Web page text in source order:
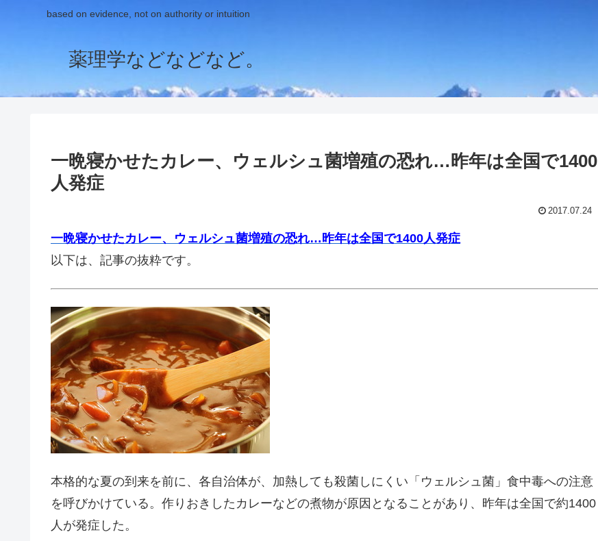
based on evidence, not on authority or intuition
薬理学などなどなど。
一晩寝かせたカレー、ウェルシュ菌増殖の恐れ…昨年は全国で1400
人発症
2017.07.24
一晩寝かせたカレー、ウェルシュ菌増殖の恐れ…昨年は全国で1400人発症
以下は、記事の抜粋です。
本格的な夏の到来を前に、各自治体が、加熱しても殺菌しにくい「ウェルシュ菌」食中毒への注意
を呼びかけている。作りおきしたカレーなどの煮物が原因となることがあり、昨年は全国で約1400
人が発症した。